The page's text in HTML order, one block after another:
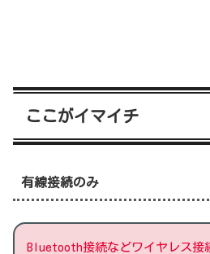
ここがイマイチ
有線接続のみ
Bluetooth接続などワイヤレス接